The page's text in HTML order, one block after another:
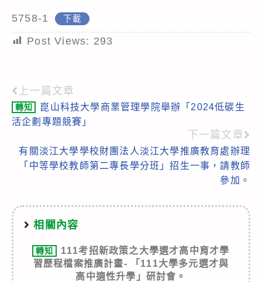
5758-1 下載
Post Views: 293
Read
more
上一篇文章
轉知
崑山科技大學商業管理學院舉辦「2024低碳生
活企劃專題競賽」
下一篇文章
有關淡江大學學校財團法人淡江大學推廣教育處辦理
「中等學校教師第二專長學分班」招生一事，請教師
參加。
相關內容
轉知
111考招新政策之大學選才高中育才學
習歷程檔案推廣計畫- 「111大學多元選才與
高中適性升學」研討會。